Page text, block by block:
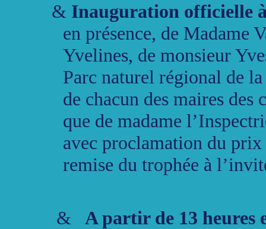
& Inauguration officielle
en présence, de Madame
Yvelines, de monsieur
Parc naturel régional de
de chacun des maires
que de madame
avec proclamation du
remise du trophée à
&
A partir de 13 heures